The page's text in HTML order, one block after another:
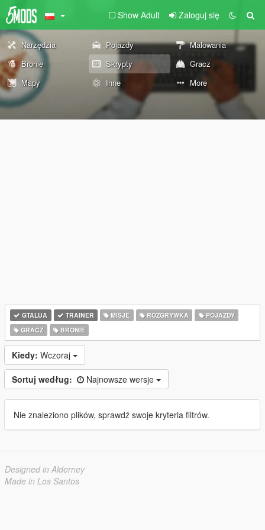
Show Adult Zaloguj się
Narzędzia Pojazdy
Malowania
Bronie
Skrypty
Gracz
Mapy
Inne More
GTALUA TRAINER MISJE ROZGRYWKA
POJAZDY
GRACZ
BRONIE
Kiedy: Wczoraj
Sortuj według: Najnowsze wersje
Nie znaleziono plików, sprawdź swoje kryteria filtrów.
Designed in Alderney
Made in Los Santos